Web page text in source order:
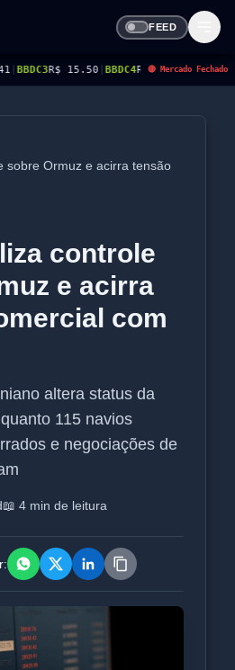
FEED
|BBDC4R$ 17.71 |BBSE3R$ 41.11| BEES3
🔴 Mercado Fechado
sobre Ormuz e acirra tensão
controle
e acirra
com
altera status da
115 navios
e negociações de
📖 4 min de leitura